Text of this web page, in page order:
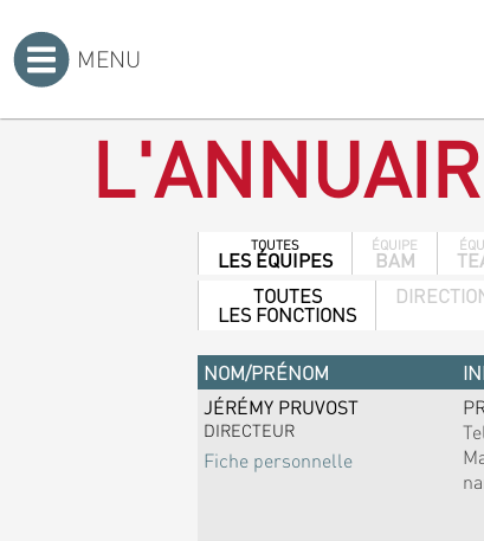
MENU
TOUTES
LES ÉQUIPES
ÉQUIPE
BAM
TOUTES
LES FONCTIONS
NOM/PRÉNOM
JÉRÉMY PRUVOST
DIRECTEUR
Fiche personnelle